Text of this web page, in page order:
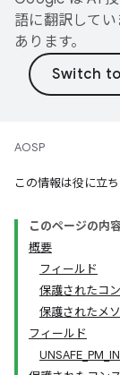
語に翻訳して
あります。
AOSP
この情報は役に立
このページの内
概要
フィールド
保護されたコ
保護されたメ
フィールド